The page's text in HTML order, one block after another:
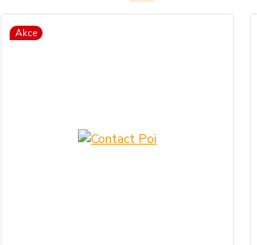
Akce